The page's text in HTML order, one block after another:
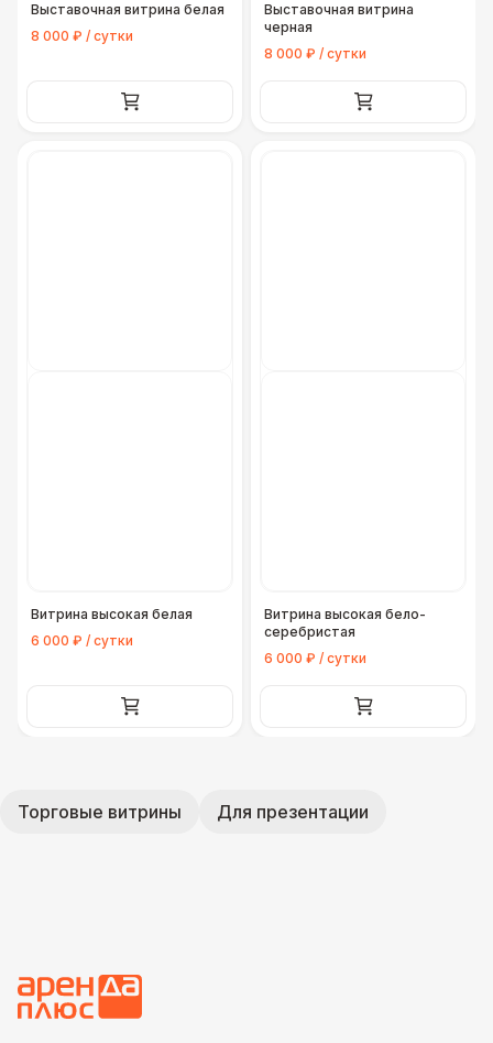
Выставочная витрина белая
8 000 ₽ / сутки
Выставочная витрина
черная
8 000 ₽ / сутки
Витрина высокая белая
6 000 ₽ / сутки
Витрина высокая бело-
серебристая
6 000 ₽ / сутки
Торговые витрины Для презентации